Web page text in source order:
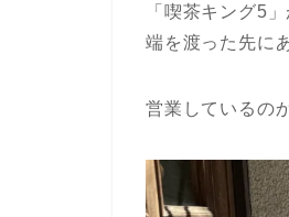
「喫茶キング5
端を渡った先に
営業しているの